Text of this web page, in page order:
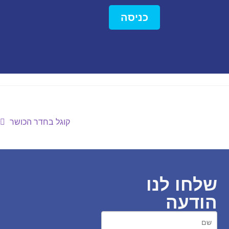
כניסה
קוגל בחדר הכושר
שלחו לנו
הודעה